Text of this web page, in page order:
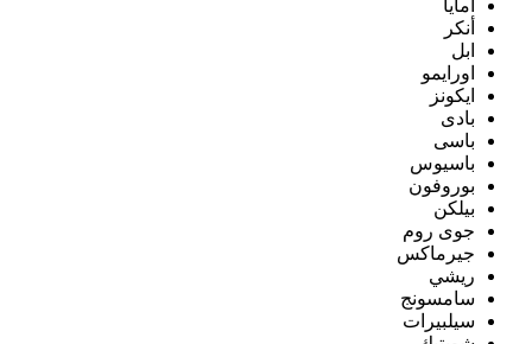
أمايا
أنكر
ابل
اورايمو
ايكونز
بادى
باسى
باسيوس
بوروفون
بيلكن
جوى روم
جيرماكس
ريشي
سامسونج
سيلبيرات